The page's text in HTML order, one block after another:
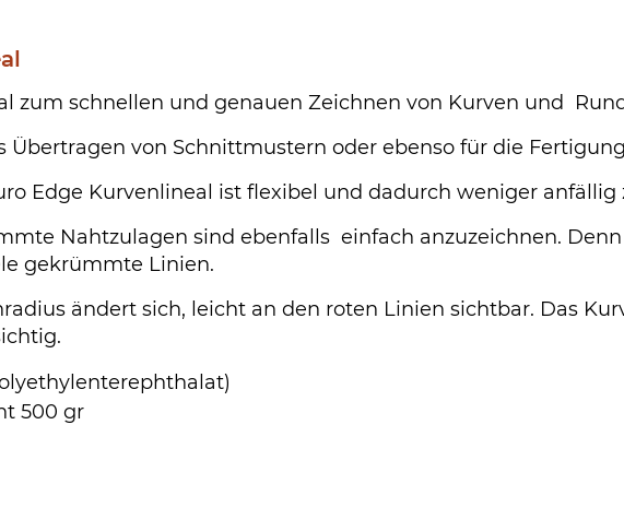
zum schnellen und genauen Zeichnen von Kurven und
Übertragen von Schnittmustern oder ebenso für die
Edge Kurvenlineal ist flexibel und dadurch weniger anfällig
Nahtzulagen sind ebenfalls einfach anzuzeichnen.
gekrümmte Linien.
ändert sich, leicht an den roten Linien sichtbar. Das
500 gr